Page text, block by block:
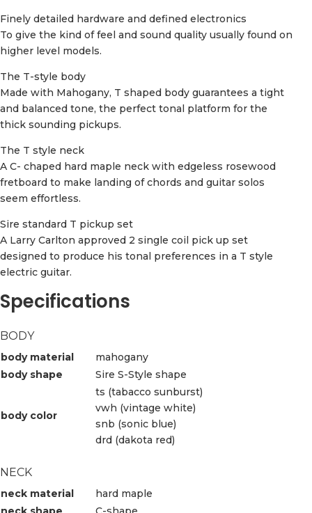
Finely detailed hardware and defined electronics
To give the kind of feel and sound quality usually found on
higher level models.
The T-style body
Made with Mahogany, T shaped body guarantees a tight
and balanced tone, the perfect tonal platform for the
thick sounding pickups.
The T style neck
A C- chaped hard maple neck with edgeless rosewood
fretboard to make landing of chords and guitar solos
seem effortless.
Sire standard T pickup set
A Larry Carlton approved 2 single coil pick up set
designed to produce his tonal preferences in a T style
electric guitar.
Specifications
BODY
body material
mahogany
body shape
Sire S-Style shape
body color
ts (tabacco sunburst)
vwh (vintage white)
snb (sonic blue)
drd (dakota red)
NECK
neck material
hard maple